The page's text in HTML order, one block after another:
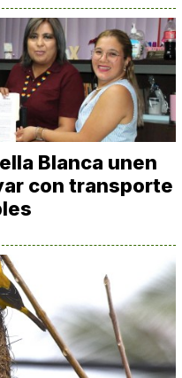
Blanca unen
con transporte